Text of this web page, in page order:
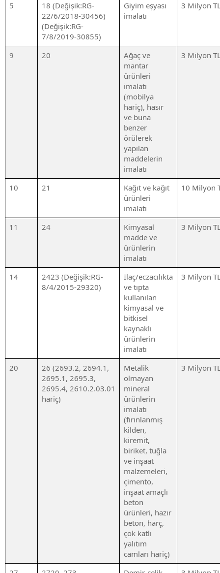
5
18 (Değişik:RG-
22/6/2018-30456)
(Değişik:RG-
7/8/2019-30855)
Giyim eşyası
imalatı
3 Milyon
9 20
Ağaç ve
mantar
ürünleri
imalatı
(mobilya
hariç), hasır
ve buna
benzer
örülerek
yapılan
maddelerin
imalatı
3 Milyon
10 21
Kağıt ve kağıt
ürünleri
imalatı
10 Milyon
11 24
Kimyasal
madde ve
ürünlerin
imalatı
3 Milyon
14
2423 (Değişik:RG-
8/4/2015-29320)
İlaç/eczacılıkta
ve tıpta
kullanılan
kimyasal ve
bitkisel
kaynaklı
ürünlerin
imalatı
3 Milyon
20
26 (2693.2, 2694.1,
2695.1, 2695.3,
2695.4, 2610.2.03.01
hariç)
Metalik
olmayan
mineral
ürünlerin
imalatı
(fırınlanmış
kilden,
kiremit,
biriket, tuğla
ve inşaat
malzemeleri,
çimento,
inşaat amaçlı
beton
ürünleri, hazır
beton, harç,
çok katlı
yalıtım
camları hariç)
3 Milyon